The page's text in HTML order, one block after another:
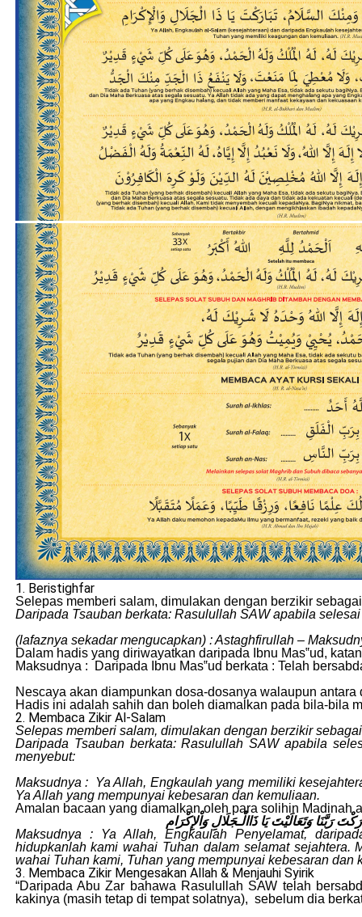
1. Beristighfar
Selepas memberi salam, dimulakan dengan berzikir
Daripada Tsauban berkata: Rasulullah SAW apabila
(lafaznya sekadar mengucapkan) : Astaghfirullah –
Dalam hadis yang diriwayatkan daripada Ibnu Mas‟ud,
Maksudnya : Daripada Ibnu Mas‟ud berkata : Telah
Nescaya akan diampunkan dosa-dosanya walaupun
Hadis ini adalah sahih dan boleh diamalkan pada bila-bila
2. Membaca Zikir Al-Salam
Selepas memberi salam, dimulakan dengan berzikir
Daripada Tsauban berkata: Rasulullah SAW apabila
menyebut:
Maksudnya : Ya Allah, Engkaulah yang memiliki
Ya Allah yang mempunyai kebesaran dan kemuliaan.
Amalan bacaan yang diamalkan oleh para solihin Madinah
رَبَّنَا وَتَعَالَيْتَ يَا ذَاالْـجَلَالِ وَاْلإِكْرَام
Maksudnya : Ya Allah, Engkaulah Penyelamat,
hidupkanlah kami wahai Tuhan dalam selamat sejahtera.
wahai Tuhan kami, Tuhan yang mempunyai kebesaran
3. Membaca Zikir Mengesakan Allah & Menjauhi Syirik
“Daripada Abu Zar bahawa Rasulullah SAW telah
kakinya (masih tetap di tempat solatnya), sebelum dia